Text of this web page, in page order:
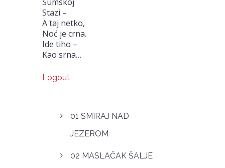
Stazi –
A taj netko,
Noć je crna.
Ide tiho –
Kao srna…
Logout
01 SMIRAJ NAD
JEZEROM
02 MASLAČAK ŠALJE